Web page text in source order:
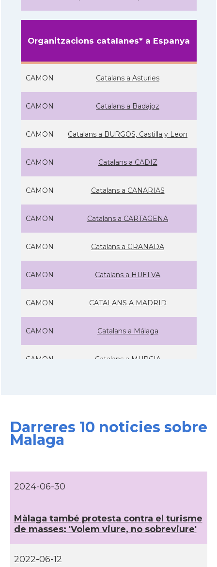
Organitzacions catalanes* a Espanya
CAMON Catalans a Asturies
CAMON Catalans a Badajoz
CAMON Catalans a BURGOS, Castilla y Leon
CAMON Catalans a CADIZ
CAMON Catalans a CANARIAS
CAMON Catalans a CARTAGENA
CAMON Catalans a GRANADA
CAMON Catalans a HUELVA
CAMON CATALANS A MADRID
CAMON Catalans a Málaga
CAMON Catalans a MURCIA
CAMON
CAMON Catalans a VALLADOLID
Casal Casal Català de Tenerife
Casal
Darreres 10 noticies sobre
Malaga
2024-06-30
Màlaga també protesta contra el turisme
de masses: 'Volem viure, no sobreviure'
2022-06-12